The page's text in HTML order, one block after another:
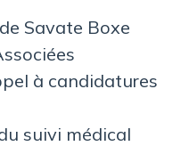
Savate Boxe
à candidatures
suivi médical